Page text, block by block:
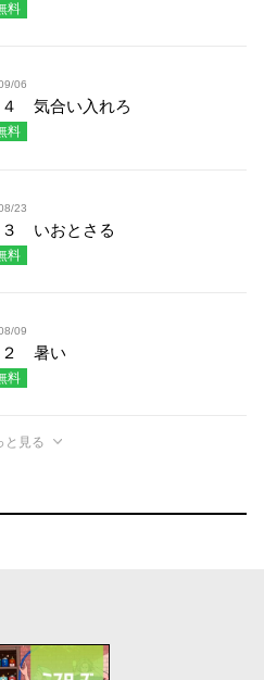
料
06
４ 気合い入れろ
料
23
３ いおとさる
料
09
２ 暑い
料
と見る